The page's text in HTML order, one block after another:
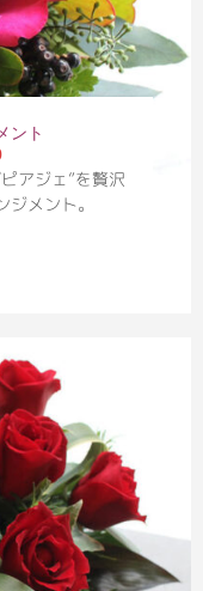
ント
アジェ”を贅沢
メント。